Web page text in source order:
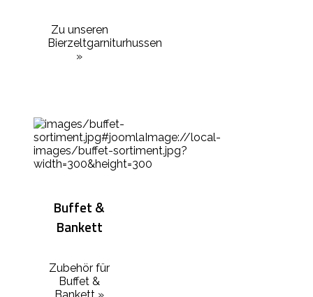
Zu unseren
Bierzeltgarniturhussen
»
Buffet &
Bankett
Zubehör für
Buffet &
Bankett »